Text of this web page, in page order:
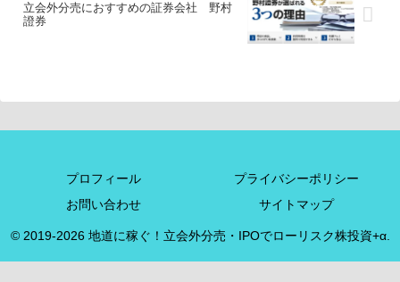
立会外分売におすすめの証券会社 野村
證券
プロフィール
プライバシーポリシー
お問い合わせ
サイトマップ
© 2019-2026 地道に稼ぐ！立会外分売・IPOでローリスク株投資+α.